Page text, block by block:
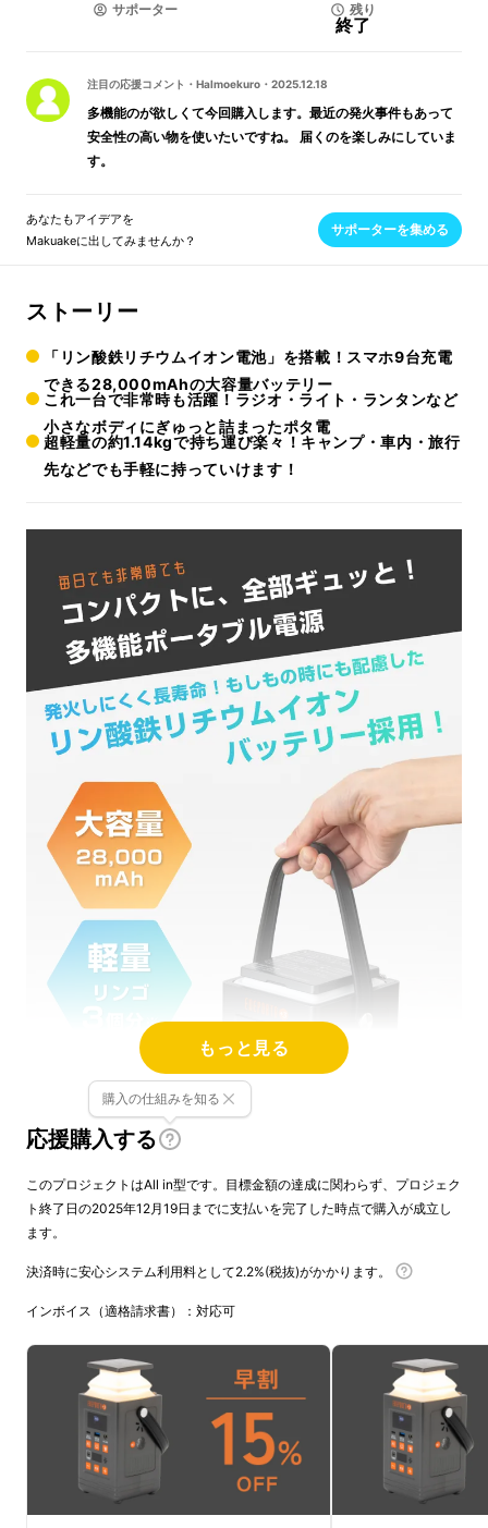
サポーター 残り
終了
注目の応援コメント ・ Halmoekuro ・ 2025.12.18
多機能のが欲しくて今回購入します。最近の発火事件もあって
安全性の高い物を使いたいですね。 届くのを楽しみにしていま
す。
あなたもアイデアを
Makuakeに出してみませんか？
サポーターを集める
ストーリー
「リン酸鉄リチウムイオン電池」を搭載！スマホ9台充電
できる28,000mAhの大容量バッテリー
これ一台で非常時も活躍！ラジオ・ライト・ランタンなど
小さなボディにぎゅっと詰まったポタ電
超軽量の約1.14kgで持ち運び楽々！キャンプ・車内・旅行
先などでも手軽に持っていけます！
もっと見る
応援購入する
購入の仕組みを知る
このプロジェクトはAll in型です。目標金額の達成に関わらず、プロジェク
ト終了日の2025年12月19日までに支払いを完了した時点で購入が成立し
ます。
決済時に安心システム利用料として2.2%(税抜)がかかります。
インボイス（適格請求書）：対応可